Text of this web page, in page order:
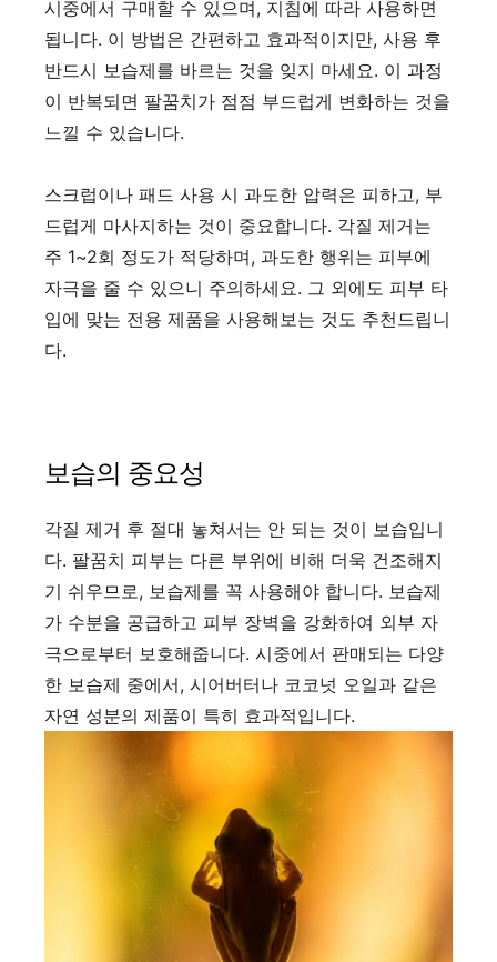
시중에서 구매할 수 있으며, 지침에 따라 사용하면
됩니다. 이 방법은 간편하고 효과적이지만, 사용 후
반드시 보습제를 바르는 것을 잊지 마세요. 이 과정
이 반복되면 팔꿈치가 점점 부드럽게 변화하는 것을
느낄 수 있습니다.
스크럽이나 패드 사용 시 과도한 압력은 피하고, 부
드럽게 마사지하는 것이 중요합니다. 각질 제거는
주 1~2회 정도가 적당하며, 과도한 행위는 피부에
자극을 줄 수 있으니 주의하세요. 그 외에도 피부 타
입에 맞는 전용 제품을 사용해보는 것도 추천드립니
다.
보습의 중요성
각질 제거 후 절대 놓쳐서는 안 되는 것이 보습입니
다. 팔꿈치 피부는 다른 부위에 비해 더욱 건조해지
기 쉬우므로, 보습제를 꼭 사용해야 합니다. 보습제
가 수분을 공급하고 피부 장벽을 강화하여 외부 자
극으로부터 보호해줍니다. 시중에서 판매되는 다양
한 보습제 중에서, 시어버터나 코코넛 오일과 같은
자연 성분의 제품이 특히 효과적입니다.